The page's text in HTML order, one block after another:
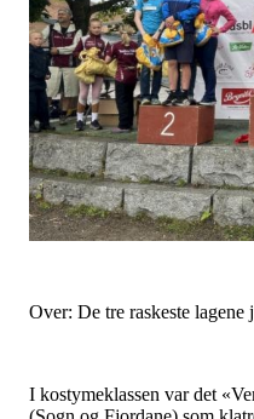
Over: De tre raskeste lagene
I kostymeklassen var det